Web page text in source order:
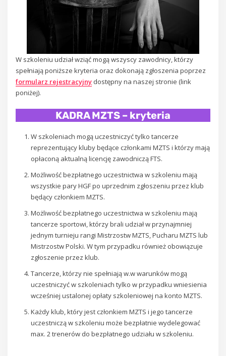
W szkoleniu udział wziąć mogą wszyscy zawodnicy, którzy
spełniają poniższe kryteria oraz dokonają zgłoszenia poprzez
formularz rejestracyjny dostępny na naszej stronie (link
poniżej).
KADRA MZTS – kryteria
W szkoleniach mogą uczestniczyć tylko tancerze
reprezentujący kluby będące członkami MZTS i którzy mają
opłaconą aktualną licencję zawodniczą FTS.
Możliwość bezpłatnego uczestnictwa w szkoleniu mają
wszystkie pary HGF po uprzednim zgłoszeniu przez klub
będący członkiem MZTS.
Możliwość bezpłatnego uczestnictwa w szkoleniu mają
tancerze sportowi, którzy brali udział w przynajmniej
jednym turnieju rangi Mistrzostw MZTS, Pucharu MZTS lub
Mistrzostw Polski. W tym przypadku również obowiązuje
zgłoszenie przez klub.
Tancerze, którzy nie spełniają w.w warunków mogą
uczestniczyć w szkoleniach tylko w przypadku wniesienia
wcześniej ustalonej opłaty szkoleniowej na konto MZTS.
Każdy klub, który jest członkiem MZTS i jego tancerze
uczestniczą w szkoleniu może bezpłatnie wydelegować
max. 2 trenerów do bezpłatnego udziału w szkoleniu.